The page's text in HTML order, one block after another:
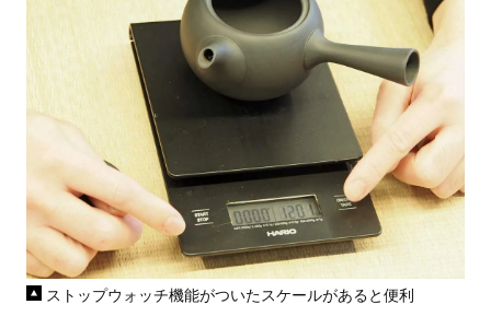
ストップウォッチ機能がついたスケールがあると便利